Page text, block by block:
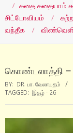
கதை கதையாம்
சிட்டோவியம்
வந்தீக
கொண்டலாத்தி –
BY: DR. பா. வேலாயுதம்
TAGGED: இதழ் - 26